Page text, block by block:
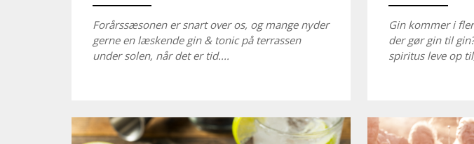
Forårssæsonen er snart over os, og mange nyder
gerne en læskende gin & tonic på terrassen
under solen, når det er tid....
Gin kommer i
der gør gin til
spiritus leve op